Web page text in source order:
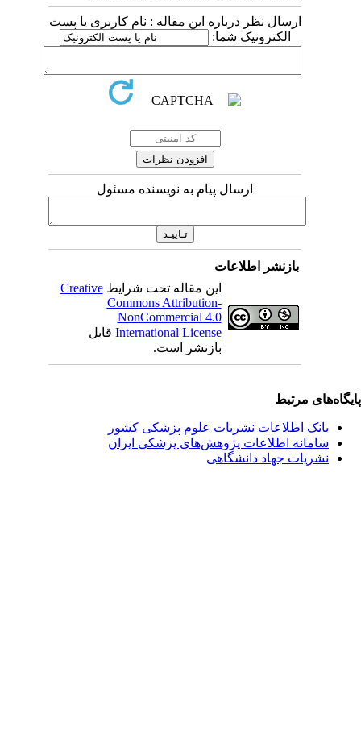
ارسال نظر درباره این مقاله : نام کاربری یا پست
الکترونیک شما:
ارسال پیام به نویسنده مسئول
بازنشر اطلاعات
این مقاله تحت شرایطCreative
Commons Attribution-
NonCommercial 4.0
International Licenseقابل
بازنشر است.
مرتبط
بانک اطلاعات نشریات علوم پزشکی کشور
سامانه اطلاعات پژوهش‌های پزشکی ایران
نشریات جهاد دانشگاهی